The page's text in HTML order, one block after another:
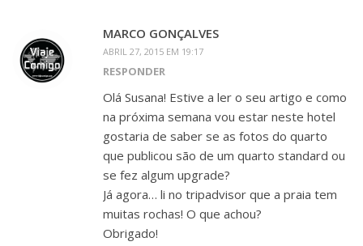
MARCO GONÇALVES
ABRIL 27, 2015 EM 19:17
RESPONDER
Olá Susana! Estive a ler o seu artigo e como
na próxima semana vou estar neste hotel
gostaria de saber se as fotos do quarto
que publicou são de um quarto standard ou
se fez algum upgrade?
Já agora… li no tripadvisor que a praia tem
muitas rochas! O que achou?
Obrigado!